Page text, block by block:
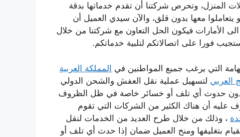
المنزل، وتحرص شركتنا أن تقدم خدماتها بدقة
معها بدون قلق، والآن سيدي العميل أن
فيكون الحل التعاون مع شركتنا من خلال
فورا على اتصالاتكم لتلبية خدماتكم.
التي يرغب جميع المواطنين في المملكة العربية
العربي لتسهيل عملية نقل العفش والشحن الدولي
دون حدوث أي تلف أو خسائر خاصة في ظل الظروف
عليه أن هناك الكثير من الشركات التي تقوم
، وذلك من خلال طرح العديد من الخدمات لنقل
بتغليفها ومنح العميل ضمان إذا حدث أي تلف أو